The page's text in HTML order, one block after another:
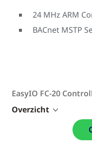
24 MHz ARM
BACnet MSTP
EasyIO FC-20
Overzicht